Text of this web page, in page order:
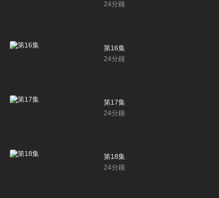
24分鐘
第16集
24分鐘
第17集
24分鐘
第18集
24分鐘